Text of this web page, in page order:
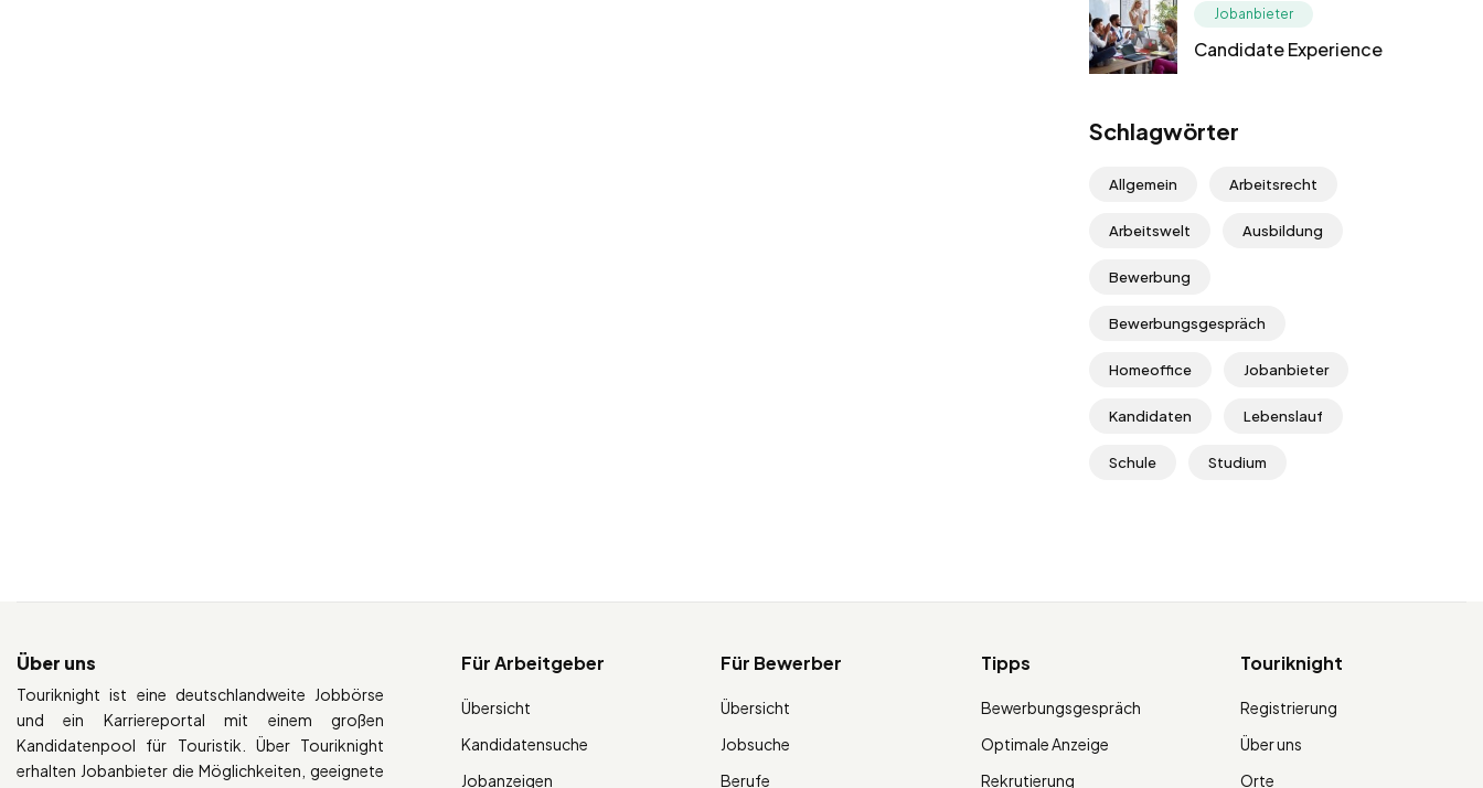
Jobanbieter
Candidate Experience
Schlagwörter
Allgemein Arbeitsrecht
Arbeitswelt Ausbildung
Bewerbung
Bewerbungsgespräch
Homeoffice Jobanbieter
Kandidaten Lebenslauf
Schule Studium
Über uns
Touriknight ist eine deutschlandweite Jobbörse
und ein Karriereportal mit einem großen
Kandidatenpool für Touristik. Über Touriknight
erhalten Jobanbieter die Möglichkeiten, geeignete
Für Arbeitgeber
Übersicht
Kandidatensuche
Jobanzeigen
Für Bewerber
Übersicht
Jobsuche
Berufe
Tipps
Bewerbungsgespräch
Optimale Anzeige
Rekrutierung
Touriknight
Registrierung
Über uns
Orte